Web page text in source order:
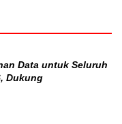
Data untuk Seluruh
Dukung